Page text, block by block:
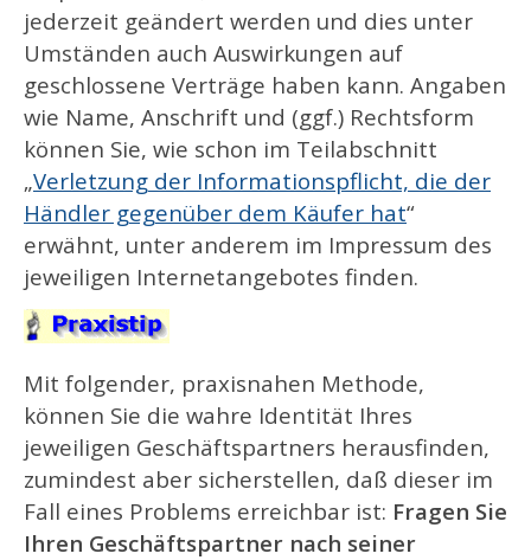
jederzeit geändert werden und dies unter
Umständen auch Auswirkungen auf
geschlossene Verträge haben kann. Angaben
wie Name, Anschrift und (ggf.) Rechtsform
können Sie, wie schon im Teilabschnitt
„Verletzung der Informationspflicht, die der
Händler gegenüber dem Käufer hat“
erwähnt, unter anderem im Impressum des
jeweiligen Internetangebotes finden.
Mit folgender, praxisnahen Methode,
können Sie die wahre Identität Ihres
jeweiligen Geschäftspartners herausfinden,
zumindest aber sicherstellen, daß dieser im
Fall eines Problems erreichbar ist: Fragen Sie
Ihren Geschäftspartner nach seiner